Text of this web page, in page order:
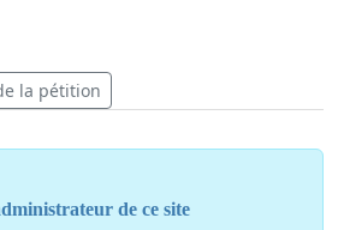
la pétition
de ce site